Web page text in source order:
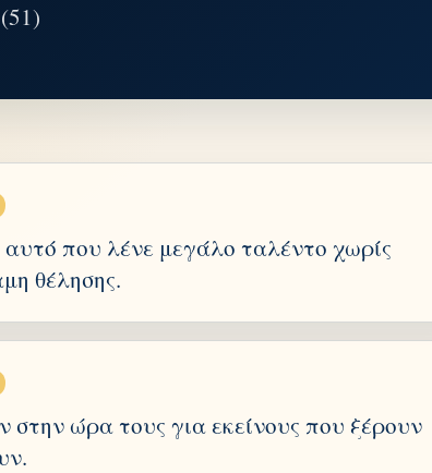
που λένε μεγάλο ταλέντο χωρίς
θέλησης.
ώρα τους για εκείνους που ξέρουν